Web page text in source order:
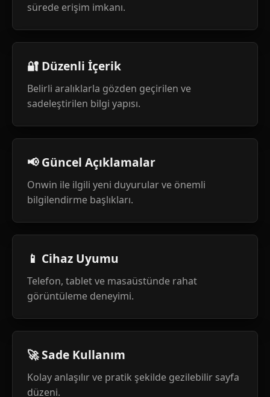
sürede erişim imkanı.
🔐 Düzenli İçerik
Belirli aralıklarla gözden geçirilen ve
sadeleştirilen bilgi yapısı.
📢 Güncel Açıklamalar
Onwin ile ilgili yeni duyurular ve önemli
bilgilendirme başlıkları.
📱 Cihaz Uyumu
Telefon, tablet ve masaüstünde rahat
görüntüleme deneyimi.
🚀 Sade Kullanım
Kolay anlaşılır ve pratik şekilde gezilebilir sayfa
düzeni.